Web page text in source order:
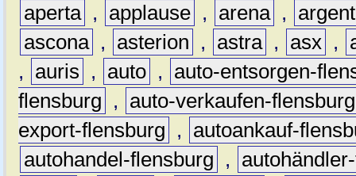
aperta , applause , arena ,
ascona , asterion , astra , asx ,
,
auris , auto ,
auto-entsorgen-
flensburg
,
auto-verkaufen-flensburg
export-flensburg
,
autoankauf-
autohandel-flensburg
,